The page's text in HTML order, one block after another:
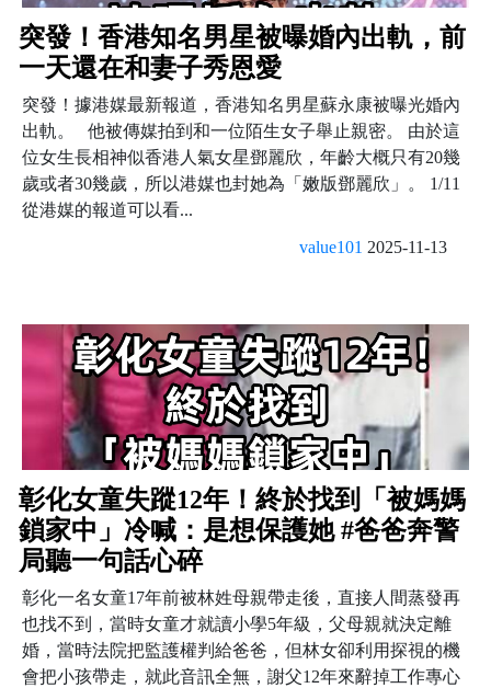
突發！香港知名男星被曝婚內出軌，前
一天還在和妻子秀恩愛
突發！據港媒最新報道，香港知名男星蘇永康被曝光婚內
出軌。 他被傳媒拍到和一位陌生女子舉止親密。 由於這
位女生長相神似香港人氣女星鄧麗欣，年齡大概只有20幾
歲或者30幾歲，所以港媒也封她為「嫩版鄧麗欣」。 1/11
從港媒的報道可以看...
value101 2025-11-13
彰化女童失蹤12年！終於找到「被媽媽
鎖家中」冷喊：是想保護她 #爸爸奔警
局聽一句話心碎
彰化一名女童17年前被林姓母親帶走後，直接人間蒸發再
也找不到，當時女童才就讀小學5年級，父母親就決定離
婚，當時法院把監護權判給爸爸，但林女卻利用探視的機
會把小孩帶走，就此音訊全無，謝父12年來辭掉工作專心